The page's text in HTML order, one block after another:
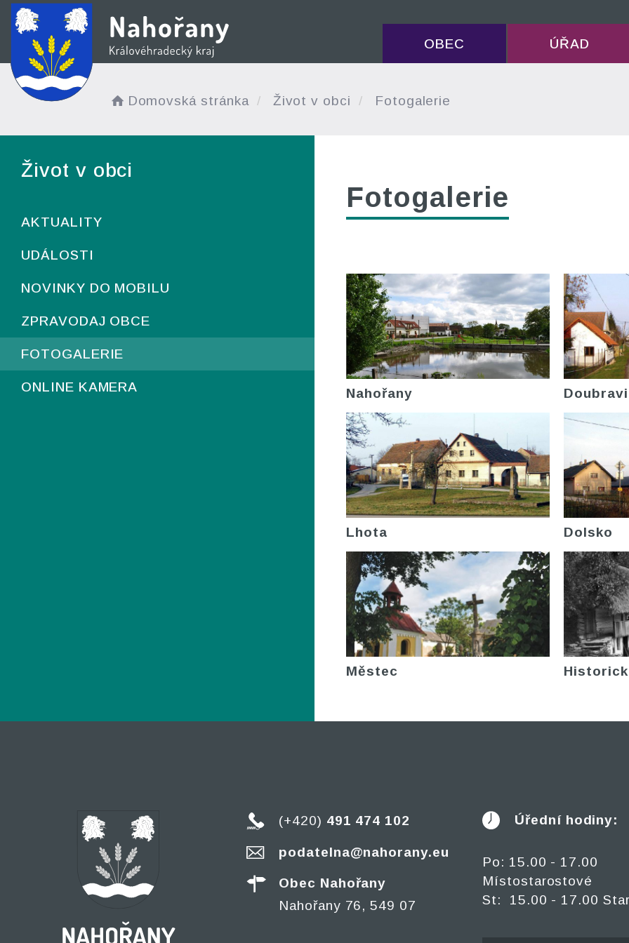
OBEC ÚŘAD
Domovská stránka Život v obci Fotogalerie
Život v obci
AKTUALITY
UDÁLOSTI
NOVINKY DO MOBILU
ZPRAVODAJ OBCE
FOTOGALERIE
ONLINE KAMERA
Fotogalerie
Nahořany
Lhota Dolsko
Městec
(+420) 491 474 102
podatelna@nahorany.eu
Obec Nahořany
Nahořany 76, 549 07
Úřední hodiny:
Po: 15.00 - 17.00
Místostarostové
St: 15.00 - 17.00